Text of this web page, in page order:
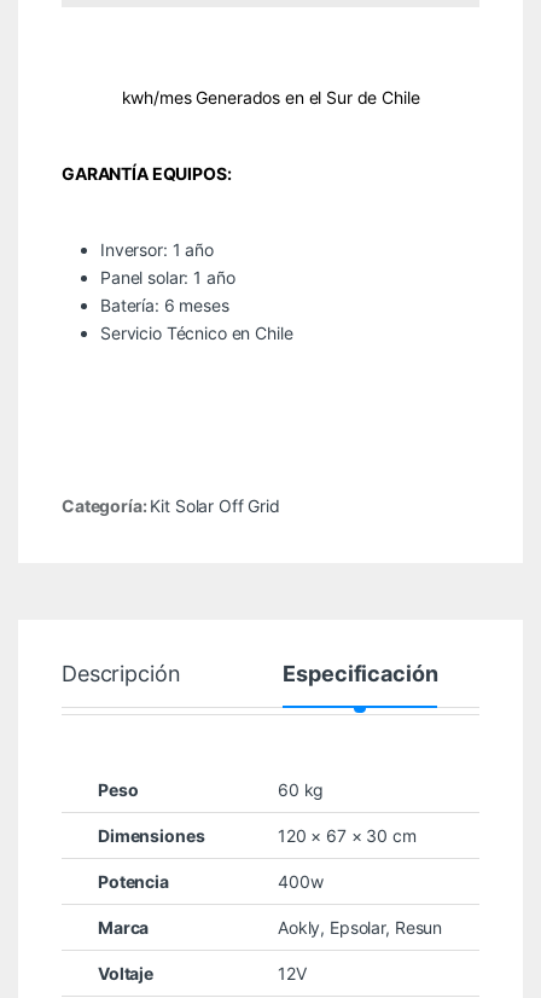
kwh/mes Generados en el Sur de Chile
GARANTÍA EQUIPOS:
Inversor: 1 año
Panel solar: 1 año
Batería: 6 meses
Servicio Técnico en Chile
Categoría: Kit Solar Off Grid
Descripción Especificación
Peso 60 kg
Dimensiones 120 × 67 × 30 cm
Potencia 400w
Marca Aokly, Epsolar, Resun
Voltaje 12V